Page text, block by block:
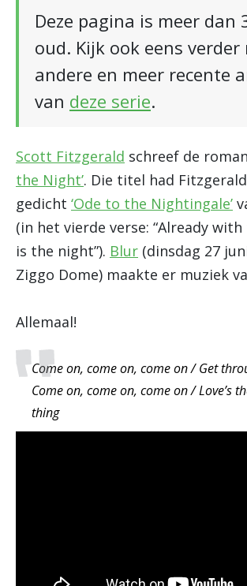
Deze pagina is meer dan
oud. Kijk ook eens verder
andere en meer recente
van deze serie.
Scott Fitzgerald schreef de roman
the Night’. Die titel had
gedicht ‘Ode to the Nightingale’
(in het vierde verse: “Already
is the night”). Blur (dinsdag 27
Ziggo Dome) maakte er muziek
Allemaal!
Come on, come on, come on / Get
Come on, come on, come on / Love’s
thing